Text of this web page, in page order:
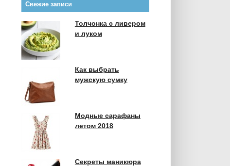
Свежие записи
Толчонка с ливером
и луком
Как выбрать
мужскую сумку
Модные сарафаны
летом 2018
Секреты маникюра